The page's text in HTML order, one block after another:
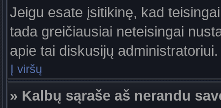
Jeigu esate įsitikinę, kad
tada greičiausiai neteisingai
apie tai diskusijų administratoriui.
Į viršų
» Kalbų sąraše aš nerandu